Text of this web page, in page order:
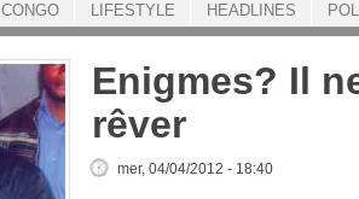
Enigmes? Il
rêver
mer, 04/04/2012 - 18:40
CONGO LIFESTYLE HEADLINES